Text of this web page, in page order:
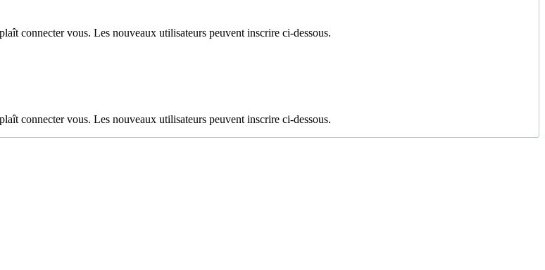
connecter vous. Les nouveaux utilisateurs peuvent inscrire ci-dessous.
connecter vous. Les nouveaux utilisateurs peuvent inscrire ci-dessous.